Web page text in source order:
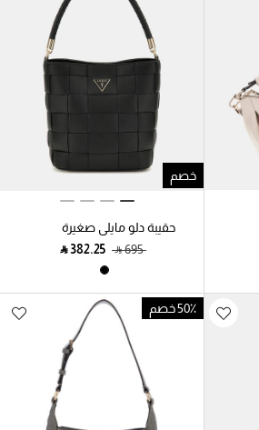
خصم
حقيبة دلو مايلي صغيرة
منسوجة‎ ⃁ ⁦695⁩ ‎
‎ ⃁ ⁦382.25⁩ ‎
50٪ خصم